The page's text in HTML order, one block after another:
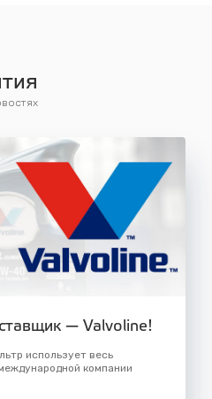
— Valvoline!
использует весь
компании